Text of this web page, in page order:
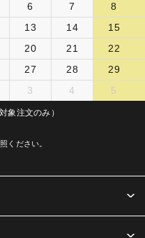
6 7
8
13 14
15
20 21
22
27 28
29
3 4 5
象注文のみ）
ください。